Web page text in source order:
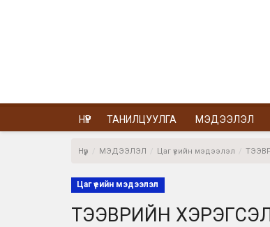
НҮҮР ТАНИЛЦУУЛГА МЭДЭЭЛЭЛ
Нүүр МЭДЭЭЛЭЛ Цаг үеийн мэдээлэл
Цаг үеийн мэдээлэл
ТЭЭВРИЙН